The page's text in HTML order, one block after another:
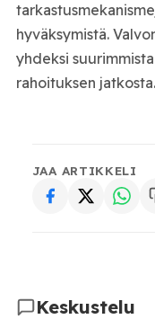
hyväksymistä.
yhdeksi
rahoituksen jatkosta.
JAA ARTIKKELI
Keskustelu